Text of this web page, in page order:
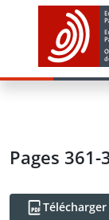
Pages 361-
Télécharger